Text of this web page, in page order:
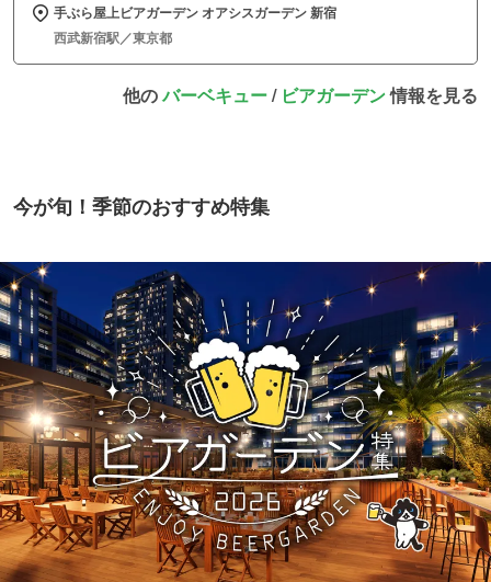
手ぶら屋上ビアガーデン オアシスガーデン 新宿
西武新宿駅／東京都
他のバーベキュー/ ビアガーデン情報を見る
今が旬！季節のおすすめ特集